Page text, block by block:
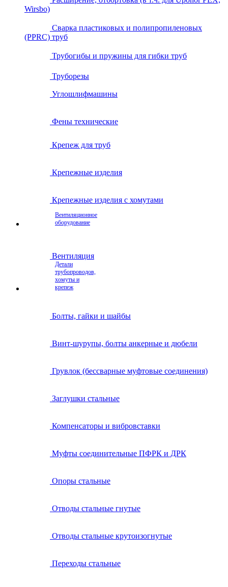
Wirsbo)
Сварка пластиковых и полипропиленовых
(PPRC) труб
Трубогибы и пружины для гибки труб
Труборезы
Углошлифмашины
Фены технические
Крепеж для труб
Крепежные изделия
Крепежные изделия с хомутами
Вентиляционное
оборудование
Вентиляция
Детали
трубопроводов,
хомуты и
крепеж
Болты, гайки и шайбы
Винт-шурупы, болты анкерные и дюбели
Грувлок (бессварные муфтовые соединения)
Заглушки стальные
Компенсаторы и вибровставки
Муфты соединительные ПФРК и ДРК
Опоры стальные
Отводы стальные гнутые
Отводы стальные крутоизогнутые
Переходы стальные